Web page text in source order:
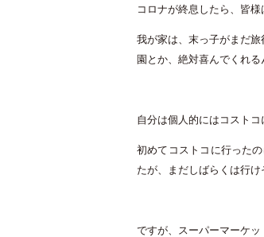
コロナが終息したら、皆
我が家は、末っ子がまだ
園とか、絶対喜んでくれ
自分は個人的にはコストコ
初めてコストコに行った
たが、まだしばらくは行け
ですが、スーパーマーケ